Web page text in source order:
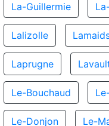
La-Guillermie
Lalizolle
Laprugne
Le-Bouchaud
Le-Donjon Le-